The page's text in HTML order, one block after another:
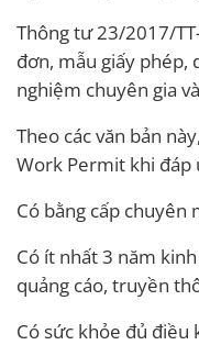
Thông tư 23/2017/
đơn, mẫu giấy phép,
nghiệm chuyên gia
Theo các văn bản
Work Permit khi đáp
Có bằng cấp chuyên
Có ít nhất 3 năm
quảng cáo, truyền
Có sức khỏe đủ điều